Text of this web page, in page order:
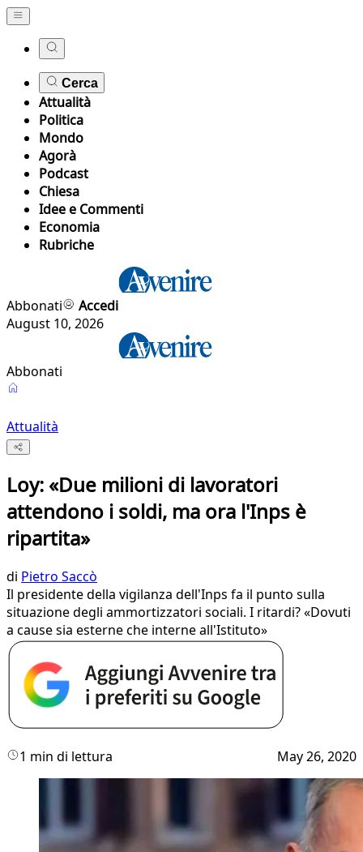
Cerca
Attualità
Politica
Mondo
Agorà
Podcast
Chiesa
Idee e Commenti
Economia
Rubriche
Abbonati
Accedi
August 10, 2026
Abbonati
Attualità
Loy: «Due milioni di lavoratori
attendono i soldi, ma ora l'Inps è
ripartita»
di Pietro Saccò
Il presidente della vigilanza dell'Inps fa il punto sulla
situazione degli ammortizzatori sociali. I ritardi? «Dovuti
a cause sia esterne che interne all'Istituto»
1 min di lettura May 26, 2020